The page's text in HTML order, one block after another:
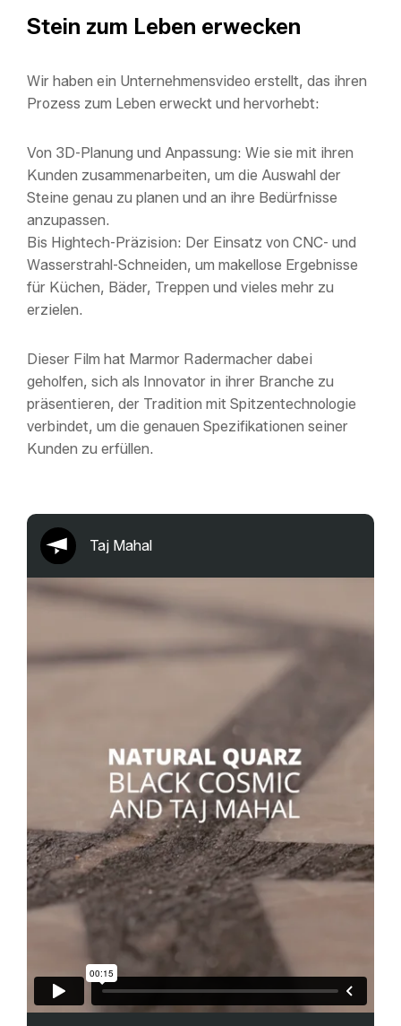
Stein zum Leben erwecken
Wir haben ein Unternehmensvideo erstellt, das ihren
Prozess zum Leben erweckt und hervorhebt:
Von 3D-Planung und Anpassung: Wie sie mit ihren
Kunden zusammenarbeiten, um die Auswahl der
Steine genau zu planen und an ihre Bedürfnisse
anzupassen.
Bis Hightech-Präzision: Der Einsatz von CNC- und
Wasserstrahl-Schneiden, um makellose Ergebnisse
für Küchen, Bäder, Treppen und vieles mehr zu
erzielen.
Dieser Film hat Marmor Radermacher dabei
geholfen, sich als Innovator in ihrer Branche zu
präsentieren, der Tradition mit Spitzentechnologie
verbindet, um die genauen Spezifikationen seiner
Kunden zu erfüllen.
Taj Mahal